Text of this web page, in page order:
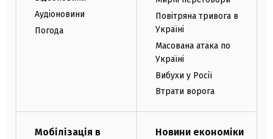
Аудіоновини
Погода
Повітряна тривога в
Україні
Масована атака по
Україні
Вибухи у Росії
Втрати ворога
Мобілізація в
Новини економіки